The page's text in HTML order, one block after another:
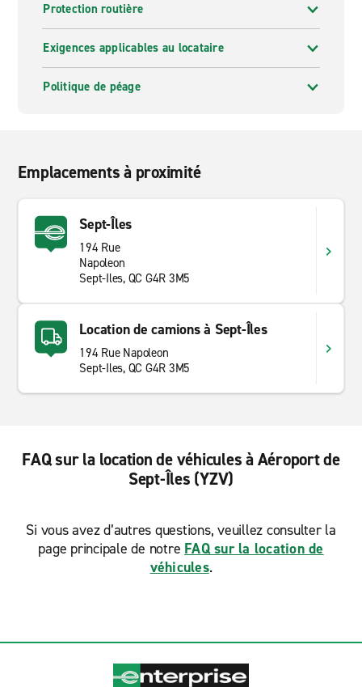
Protection routière
Exigences applicables au locataire
Politique de péage
Emplacements à proximité
Sept-Îles
194 Rue
Napoleon
Sept-Iles, QC G4R 3M5
Location de camions à Sept-Îles
194 Rue Napoleon
Sept-Iles, QC G4R 3M5
FAQ sur la location de véhicules à Aéroport de
Sept-Îles (YZV)
Si vous avez d’autres questions, veuillez consulter la
page principale de notre FAQ sur la location de
véhicules.